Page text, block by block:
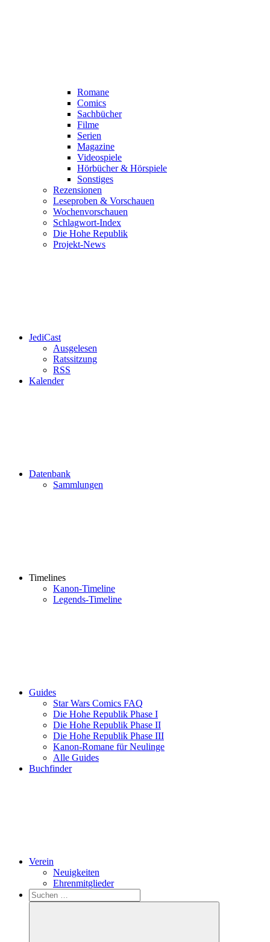
Romane
Comics
Sachbücher
Filme
Serien
Magazine
Videospiele
Hörbücher & Hörspiele
Sonstiges
Rezensionen
Leseproben & Vorschauen
Wochenvorschauen
Schlagwort-Index
Die Hohe Republik
Projekt-News
JediCast
Ausgelesen
Ratssitzung
RSS
Kalender
Datenbank
Sammlungen
Timelines
Kanon-Timeline
Legends-Timeline
Guides
Star Wars Comics FAQ
Die Hohe Republik Phase I
Die Hohe Republik Phase II
Die Hohe Republik Phase III
Kanon-Romane für Neulinge
Alle Guides
Buchfinder
Verein
Neuigkeiten
Ehrenmitglieder
Search
Suchen
nach: